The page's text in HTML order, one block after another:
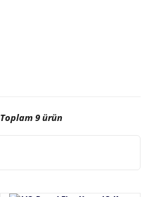
Toplam 9 ürün